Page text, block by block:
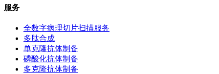
服务
全数字病理切片扫描服务
多肽合成
单克隆抗体制备
磷酸化抗体制备
多克隆抗体制备